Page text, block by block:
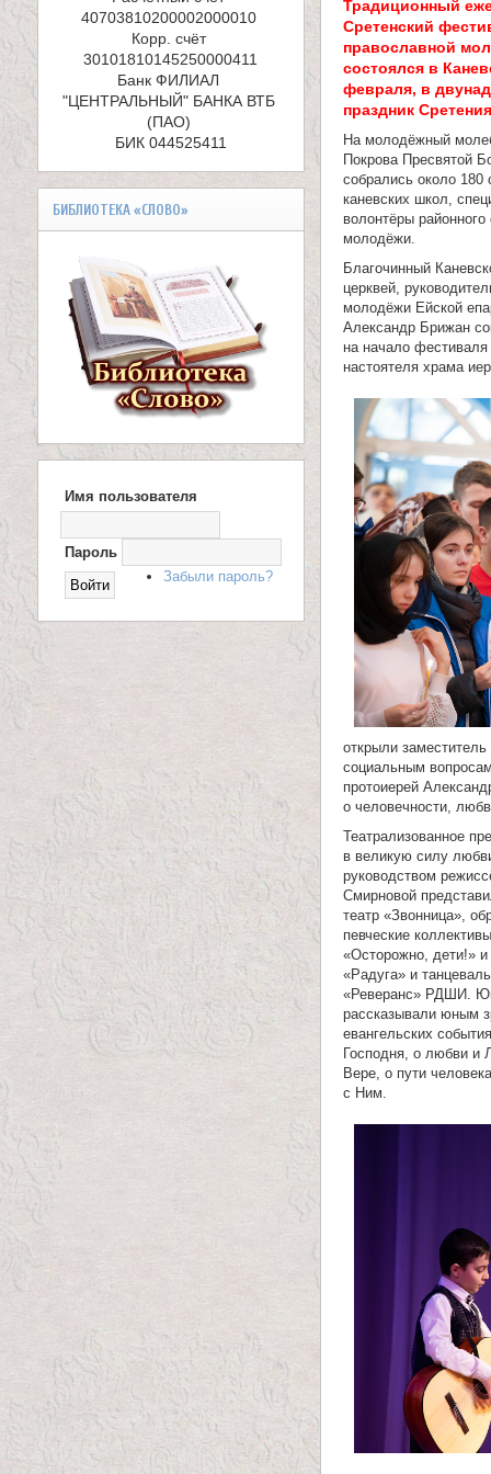
о
м
у
к
л
я
П
а
т
е
и
т
а
Традиционный
Сретенский
православной
состоялся в
февраля, в
праздник
На молодёжный
Покрова Пресвятой
собрались около 180
каневских школ,
волонтёры
молодёжи.
Благочинный
церквей,
молодёжи Ейской
Александр Брижан
на начало
настоятеля храма
открыли
социальным
протоиерей
о человечности,
Театрализованное
в великую силу
руководством
Смирновой
театр «Звонница»,
певческие
«Осторожно, дети!»
«Радуга» и
«Реверанс» РДШИ.
рассказывали юным
евангельских
Господня, о любви и
Вере, о пути
с Ним.
40703810200002000010
Корр. счёт
Банк ФИЛИАЛ
"ЦЕНТРАЛЬНЫЙ" БАНКА ВТБ
(ПАО)
БИК 044525411
БИБЛИОТЕКА «СЛОВО»
О
Имя пользователя
Пароль
Забыли пароль?